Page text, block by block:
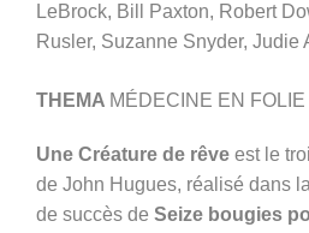
LeBrock, Bill Paxton, Robert
Rusler, Suzanne Snyder, Judie
THEMA MÉDECINE EN FOLIE
Une Créature de rêve est le
de John Hugues, réalisé dans
de succès de Seize bougies